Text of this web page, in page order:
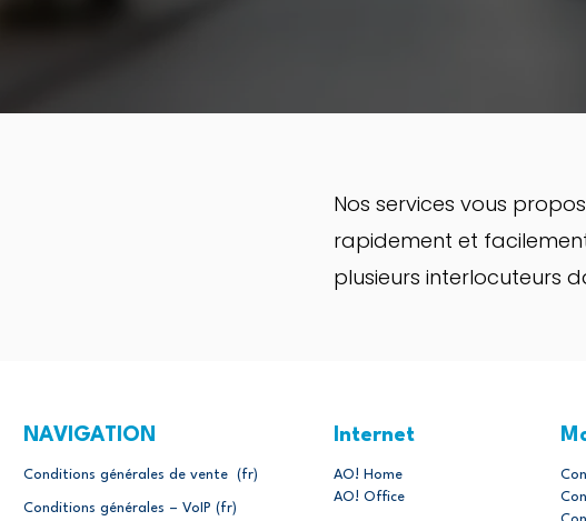
Nos services vous
rapidement et
plusieurs interlocuteurs
NAVIGATION
Conditions générales de vente (fr)
Conditions générales – VoIP (fr)
Internet
AO! Home
AO! Office